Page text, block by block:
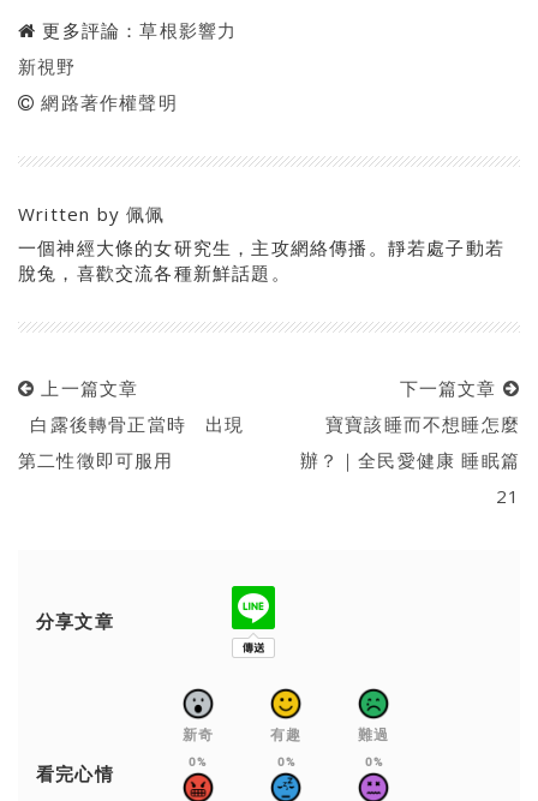
更多評論：草根影響力
新視野
網路著作權聲明
Written by佩佩
一個神經大條的女研究生，主攻網絡傳播。靜若處子動若
脫兔，喜歡交流各種新鮮話題。
上一篇文章
白露後轉骨正當時 出現
第二性徵即可服用
下一篇文章
寶寶該睡而不想睡怎麼
辦？｜全民愛健康 睡眠篇
21
分享文章
看完心情
新奇
0%
有趣
0%
難過
0%